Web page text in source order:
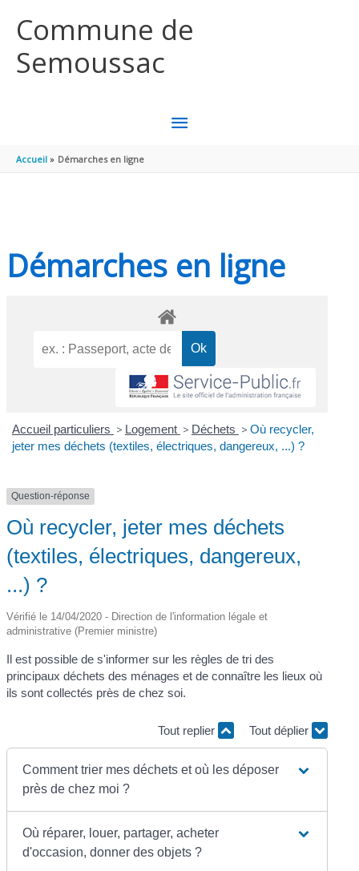
Commune de
Semoussac
MENU
Accueil Démarches en ligne
Démarches en ligne
Accueil particuliers > Logement > Déchets > Où recycler,
jeter mes déchets (textiles, électriques, dangereux, ...) ?
Question-réponse
Où recycler, jeter mes déchets
(textiles, électriques, dangereux,
...) ?
Vérifié le 14/04/2020 - Direction de l'information légale et
administrative (Premier ministre)
Il est possible de s'informer sur les règles de tri des
principaux déchets des ménages et de connaître les lieux où
ils sont collectés près de chez soi.
Tout replier Tout déplier
Comment trier mes déchets et où les déposer
près de chez moi ?
Où réparer, louer, partager, acheter
d'occasion, donner des objets ?